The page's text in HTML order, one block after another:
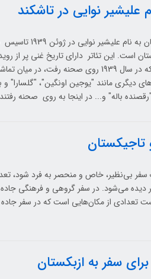
علیشیر نوایی در تاشکند
تئاتر بزرگ دولتی آکادمیک
است. این تئاتر دارای تاریخ غنی پر از
اولین نمایش اپرای مردمی بوران که در سال 1939 روی صحنه
دیگری مانند "یوجین اونگین"، "گلسارا" و
باله" و... در اینجا به روی صحنه
تاجیکستان
بی‌نظیر، خاص و منحصر به فرد شود، تعداد
تعدادی از مکان‌هایی است که در سفر
سفر به ازبکستان